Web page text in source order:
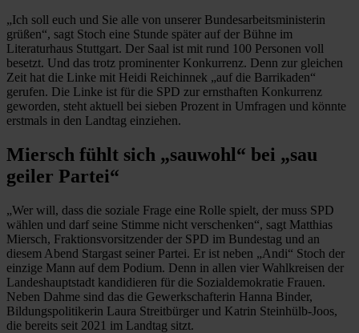
„Ich soll euch und Sie alle von unserer Bundesarbeitsministerin
grüßen“, sagt Stoch eine Stunde später auf der Bühne im
Literaturhaus Stuttgart. Der Saal ist mit rund 100 Personen voll
besetzt. Und das trotz prominenter Konkurrenz. Denn zur gleichen
Zeit hat die Linke mit Heidi Reichinnek „auf die Barrikaden“
gerufen. Die Linke ist für die SPD zur ernsthaften Konkurrenz
geworden, steht aktuell bei sieben Prozent in Umfragen und könnte
erstmals in den Landtag einziehen.
Miersch fühlt sich „sauwohl“ bei „sau
geiler Partei“
„Wer will, dass die soziale Frage eine Rolle spielt, der muss SPD
wählen und darf seine Stimme nicht verschenken“, sagt Matthias
Miersch, Fraktionsvorsitzender der SPD im Bundestag und an
diesem Abend Stargast seiner Partei. Er ist neben „Andi“ Stoch der
einzige Mann auf dem Podium. Denn in allen vier Wahlkreisen der
Landeshauptstadt kandidieren für die Sozialdemokratie Frauen.
Neben Dahme sind das die Gewerkschafterin Hanna Binder,
Bildungspolitikerin Laura Streitbürger und Katrin Steinhülb-Joos,
die bereits seit 2021 im Landtag sitzt.